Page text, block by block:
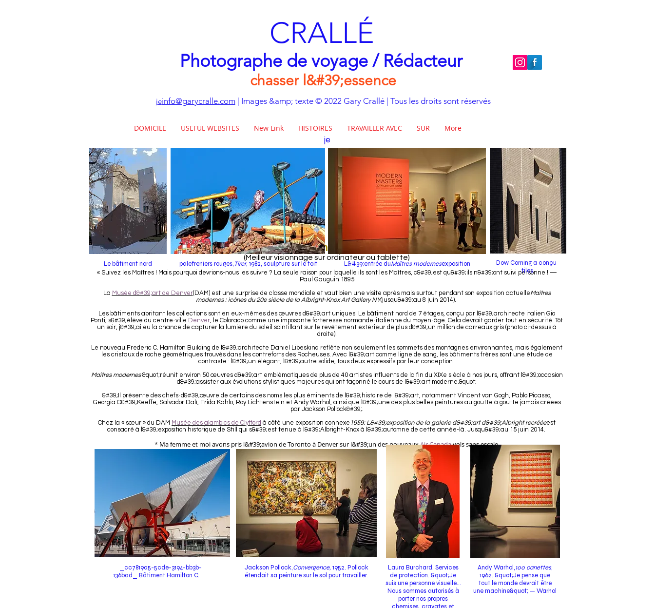
CRALLÉ
Photographe de voyage / Rédacteur
chasser l&#39;essence
jeinfo@garycralle.com| Images &amp; texte © 2022 Gary Crallé | Tous les droits sont réservés
DOMICILE USEFUL WEBSITES New Link HISTOIRES TRAVAILLER AVEC SUR More
je
DAM Fine Sights
(Meilleur visionnage sur ordinateur ou tablette)
« Suivez les Maîtres ! Mais pourquoi devrions-nous les suivre ? La seule raison pour laquelle ils sont les Maîtres, c&#39;est qu&#39;ils n&#39;ont suivi personne ! —
Paul Gauguin 1895
La Musée d&#39;art de Denver(DAM) est une surprise de classe mondiale et vaut bien une visite après mais surtout pendant son exposition actuelleMaîtres
modernes : icônes du 20e siècle de la Albright-Knox Art Gallery NY(jusqu&#39;au 8 juin 2014).
Les bâtiments abritant les collections sont en eux-mêmes des œuvres d&#39;art uniques. Le bâtiment nord de 7 étages, conçu par l&#39;architecte italien Gio
Ponti, s&#39;élève du centre-ville Denver, le Colorado comme une imposante forteresse normande-italienne du moyen-âge. Cela devrait garder tout en sécurité. Tôt
un soir, j&#39;ai eu la chance de capturer la lumière du soleil scintillant sur le revêtement extérieur de plus d&#39;un million de carreaux gris (photo ci-dessus à
droite).
Le nouveau Frederic C. Hamilton Building de l&#39;architecte Daniel Libeskind reflète non seulement les sommets des montagnes environnantes, mais également
les cristaux de roche géométriques trouvés dans les contreforts des Rocheuses. Avec l&#39;art comme ligne de sang, les bâtiments frères sont une étude de
contraste : l&#39;un élégant, l&#39;autre solide, tous deux expressifs par leur conception.
Maîtres modernes&quot;réunit environ 50 œuvres d&#39;art emblématiques de plus de 40 artistes influents de la fin du XIXe siècle à nos jours, offrant l&#39;occasion
d&#39;assister aux évolutions stylistiques majeures qui ont façonné le cours de l&#39;art moderne.&quot;
&#39;Il présente des chefs-d&#39;œuvre de certains des noms les plus éminents de l&#39;histoire de l&#39;art, notamment Vincent van Gogh, Pablo Picasso,
Georgia O&#39;Keeffe, Salvador Dalí, Frida Kahlo, Roy Lichtenstein et Andy Warhol, ainsi que l&#39;une des plus belles peintures au goutte à goutte jamais créées
par Jackson Pollock&#39;.
Chez la « sœur » du DAM Musée des alambics de Clyfford à côté une exposition connexe 1959: L&#39;exposition de la galerie d&#39;art d&#39;Albright recrééeest
consacré à l&#39;exposition historique de Still qui s&#39;est tenue à l&#39;Albright-Knox à l&#39;automne de cette année-là. Jusqu&#39;au 15 juin 2014.
* Ma femme et moi avons pris l&#39;avion de Toronto à Denver sur l&#39;un des nouveauxAir Canadavols sans escale.
Le bâtiment nord palefreniers rouges,Tirer, 1982, sculpture sur le toit L&#39;entrée duMaîtres modernesexposition
Dow Corning a conçu
tiles
_cc781905-5cde-3194-bb3b-
136bad_ Bâtiment Hamilton C.
Jackson Pollock,Convergence,1952. Pollock
étendait sa peinture sur le sol pour travailler.
Laura Burchard, Services
de protection. &quot;Je
suis une personne visuelle...
Nous sommes autorisés à
porter nos propres
Andy Warhol,100 canettes,
1962. &quot;Je pense que
tout le monde devrait être
une machine&quot; — Warhol